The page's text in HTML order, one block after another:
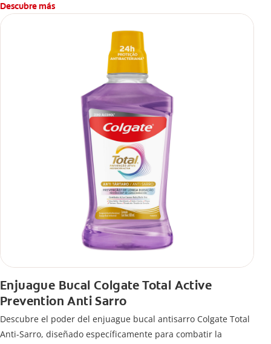
Descubre más
Enjuague Bucal Colgate Total Active
Prevention Anti Sarro
Descubre el poder del enjuague bucal antisarro Colgate Total
Anti-Sarro, diseñado específicamente para combatir la